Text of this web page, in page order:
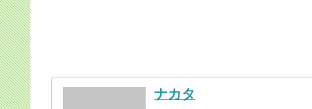
ナカタ